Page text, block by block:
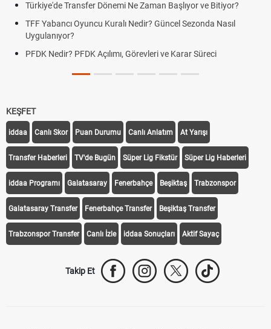
Transfer Dönemi Ne Zaman Başlıyor ve Bitiyor?
Oyuncu Kuralı Nedir? Güncel Sezonda Nasıl
Nedir? PFDK Açılımı, Görevleri ve Karar Süreci
KEŞFET
iddaa Canlı Skor Puan Durumu Canlı Anlatım At Yarışı
Transfer Haberleri TV'de Bugün Süper Lig Fikstür Süper Lig Haberleri
iddaa Programı Galatasaray Fenerbahçe Beşiktaş Trabzonspor
Galatasaray Transfer Fenerbahçe Transfer Beşiktaş Transfer
Trabzonspor Transfer Canlı İzle iddaa Sonuçları Aktif Sayaç